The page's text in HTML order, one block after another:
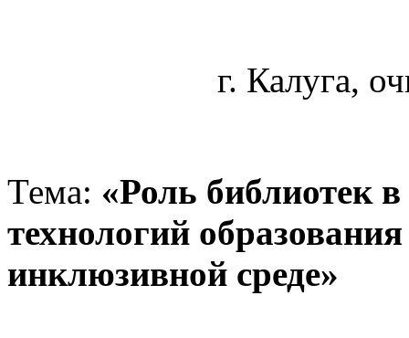
г. Калуга,
Тема: «Роль библиотек
технологий
инклюзивной среде»